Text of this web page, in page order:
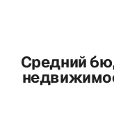
Средний